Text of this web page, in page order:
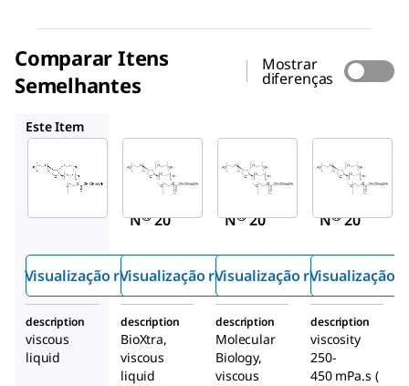
Comparar Itens
Semelhantes
Mostrar
diferenças
Este Item
Aldrich
P1379
TWEE
N®20
Visualização rápida
Aldrich
P7949
TWEE
N®20
Visualização rápida
Aldrich
P9416
TWEE
N®20
Visualização rápidaVisualização
description
viscous
liquid
description
BioXtra,
viscous
liquid
description
Molecular
Biology,
viscous
description
viscosity
250-
450 mPa.s (